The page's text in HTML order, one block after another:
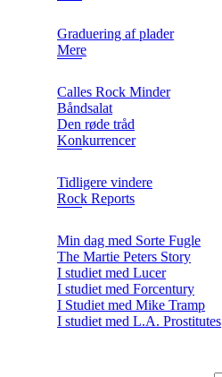
Graduering af plader
Mere
Calles Rock Minder
Båndsalat
Den røde tråd
Konkurrencer
Tidligere vindere
Rock Reports
Min dag med Sorte Fugle
The Martie Peters Story
I studiet med Lucer
I studiet med Forcentury
I Studiet med Mike Tramp
I studiet med L.A. Prostitutes